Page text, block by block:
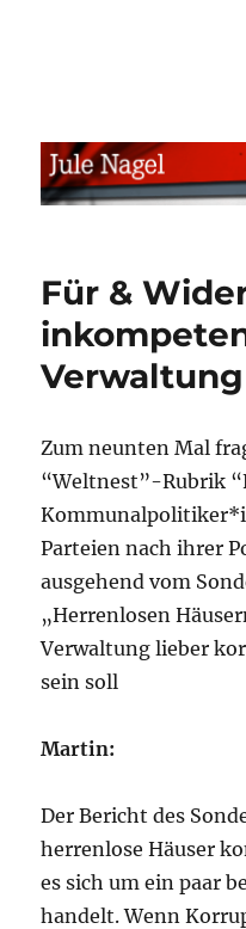
Für &
Verwaltung
Zum neunten Mal
“Weltnest”-Rubrik
Parteien nach ihrer
ausgehend vom
„Herrenlosen
Verwaltung lieber
sein soll
Martin:
Der Bericht des
herrenlose Häuser
es sich um ein paar
handelt. Wenn